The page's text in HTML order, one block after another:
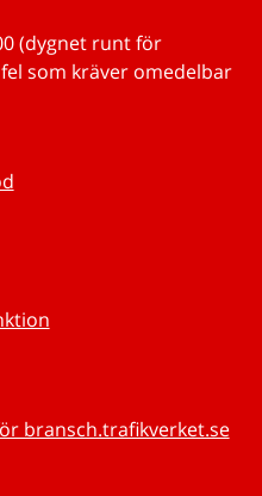
(dygnet runt för
som kräver omedelbar
bransch.trafikverket.se